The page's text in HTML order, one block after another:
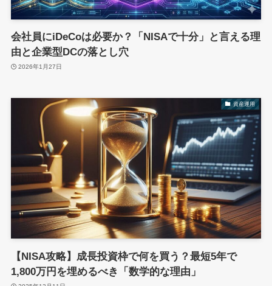
会社員にiDeCoは必要か？「NISAで十分」と言える理
由と企業型DCの落とし穴
2026年1月27日
資産運用
【NISA攻略】成長投資枠で何を買う？最短5年で
1,800万円を埋めるべき「数学的な理由」